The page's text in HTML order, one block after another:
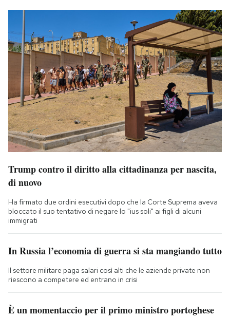
Trump contro il diritto alla cittadinanza per nascita,
di nuovo
Ha firmato due ordini esecutivi dopo che la Corte Suprema aveva
bloccato il suo tentativo di negare lo "ius soli" ai figli di alcuni
immigrati
In Russia l’economia di guerra si sta mangiando tutto
Il settore militare paga salari così alti che le aziende private non
riescono a competere ed entrano in crisi
È un momentaccio per il primo ministro portoghese